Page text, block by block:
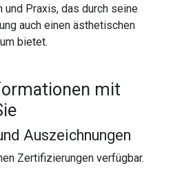
Praxis, das durch seine
auch einen ästhetischen
bietet.
mit
Auszeichnungen
Zertifizierungen verfügbar.